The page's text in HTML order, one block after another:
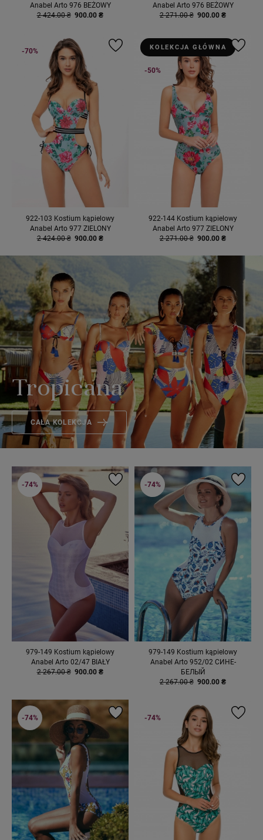
Anabel Arto 976 BEŻOWY
2 424.00 ₴ 900.00 ₴
Anabel Arto 976 BEŻOWY
2 271.00 ₴ 900.00 ₴
922-103 Kostium kąpielowy
Anabel Arto 977 ZIELONY
2 424.00 ₴ 900.00 ₴
-70%
922-144 Kostium kąpielowy
Anabel Arto 977 ZIELONY
2 271.00 ₴ 900.00 ₴
KOLEKCJA GŁÓWNA
-50%
Tropicana
CAŁA KOLEKCJA
979-149 Kostium kąpielowy
Anabel Arto 02/47 BIAŁY
2 267.00 ₴ 900.00 ₴
-74%
979-149 Kostium kąpielowy
Anabel Arto 952/02 СИНЕ-
БЕЛЫЙ
2 267.00 ₴ 900.00 ₴
-74%
-74% -74%